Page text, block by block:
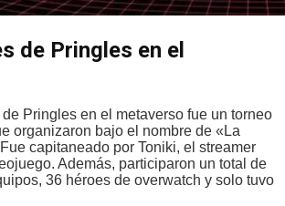
de Pringles en el
Pringles en el metaverso fue un torneo
organizaron bajo el nombre de «La
capitaneado por Toniki, el streamer
Además, participaron un total de
36 héroes de overwatch y solo tuvo